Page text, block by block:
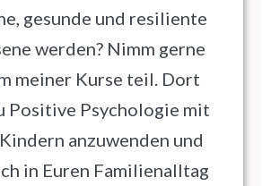
gesunde und resiliente
werden? Nimm gerne
meiner Kurse teil. Dort
Positive Psychologie mit
anzuwenden und
in Euren Familienalltag